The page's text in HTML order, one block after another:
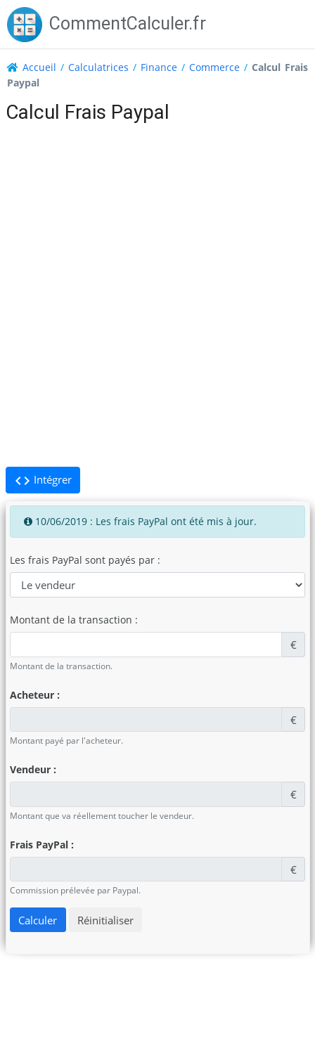
Skip
to
content
CommentCalculer.fr
Accueil / Calculatrices / Finance / Commerce / Calcul Frais
Paypal
Calcul Frais Paypal
code Intégrer
10/06/2019 : Les frais PayPal ont été mis à jour.
Les frais PayPal sont payés par :
Montant de la transaction :
€
Montant de la transaction.
Acheteur :
€
Montant payé par l'acheteur.
Vendeur :
€
Montant que va réellement toucher le vendeur.
Frais PayPal :
€
Commission prélevée par Paypal.
Calculer Réinitialiser